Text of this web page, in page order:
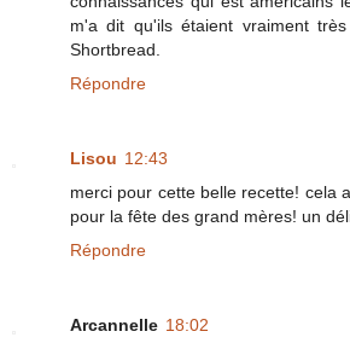
m'a dit qu'ils étaient vraiment
Shortbread.
Répondre
Lisou 12:43
merci pour cette belle recette! cela
pour la fête des grand mères! un
Répondre
Arcannelle 18:02